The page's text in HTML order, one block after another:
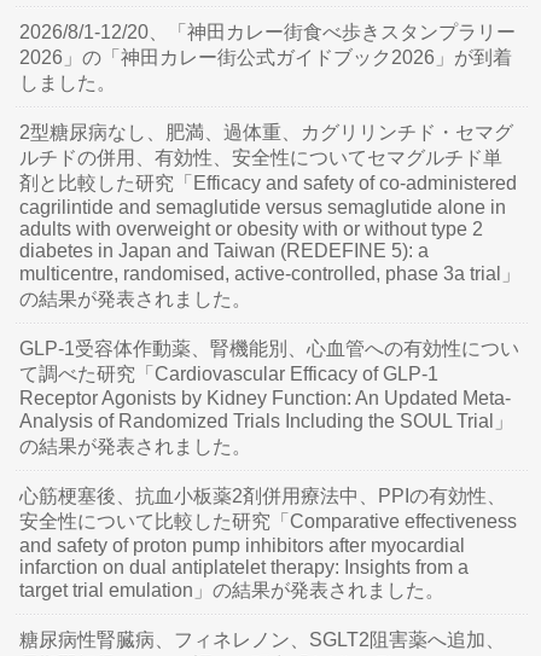
2026/8/1-12/20、「神田カレー街食べ歩きスタンプラリー
2026」の「神田カレー街公式ガイドブック2026」が到着
しました。
2型糖尿病なし、肥満、過体重、カグリリンチド・セマグ
ルチドの併用、有効性、安全性についてセマグルチド単
剤と比較した研究「Efficacy and safety of co-administered
cagrilintide and semaglutide versus semaglutide alone in
adults with overweight or obesity with or without type 2
diabetes in Japan and Taiwan (REDEFINE 5): a
multicentre, randomised, active-controlled, phase 3a trial」
の結果が発表されました。
GLP-1受容体作動薬、腎機能別、心血管への有効性につい
て調べた研究「Cardiovascular Efficacy of GLP-1
Receptor Agonists by Kidney Function: An Updated Meta-
Analysis of Randomized Trials Including the SOUL Trial」
の結果が発表されました。
心筋梗塞後、抗血小板薬2剤併用療法中、PPIの有効性、
安全性について比較した研究「Comparative effectiveness
and safety of proton pump inhibitors after myocardial
infarction on dual antiplatelet therapy: Insights from a
target trial emulation」の結果が発表されました。
糖尿病性腎臓病、フィネレノン、SGLT2阻害薬へ追加、